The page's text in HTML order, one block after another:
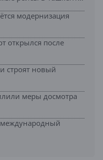
модернизация
открылся после
строят новый
меры досмотра
международный